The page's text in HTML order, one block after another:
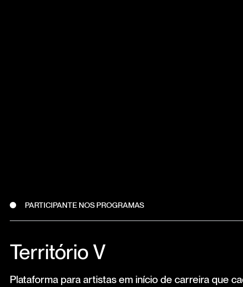
PARTICIPANTE NOS PROGRAMAS
Território V
Plataforma para artistas em início de carreira que